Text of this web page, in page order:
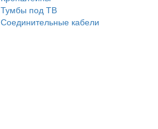
Тумбы под ТВ
Соединительные кабели